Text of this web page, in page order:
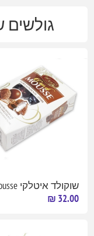
גולשים
שוקולד איטלקי Mousse
32.00 ₪